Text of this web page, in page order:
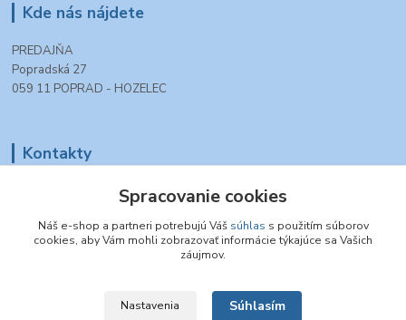
Kde nás nájdete
PREDAJŇA
Popradská 27
059 11 POPRAD - HOZELEC
Kontakty
+421 903 990 777
tt.modelovazeleznica@gmail.com
Spracovanie cookies
Náš e-shop a partneri potrebujú Váš súhlas s použitím súborov
cookies, aby Vám mohli zobrazovať informácie týkajúce sa Vašich
záujmov.
Nastavenia Súhlasím